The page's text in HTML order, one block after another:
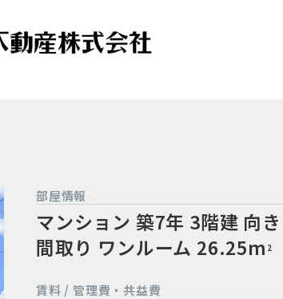
部屋情報
マンション 築7年 3階建 向
間取り ワンルーム 26.25m 2
賃料 / 管理費・共益費